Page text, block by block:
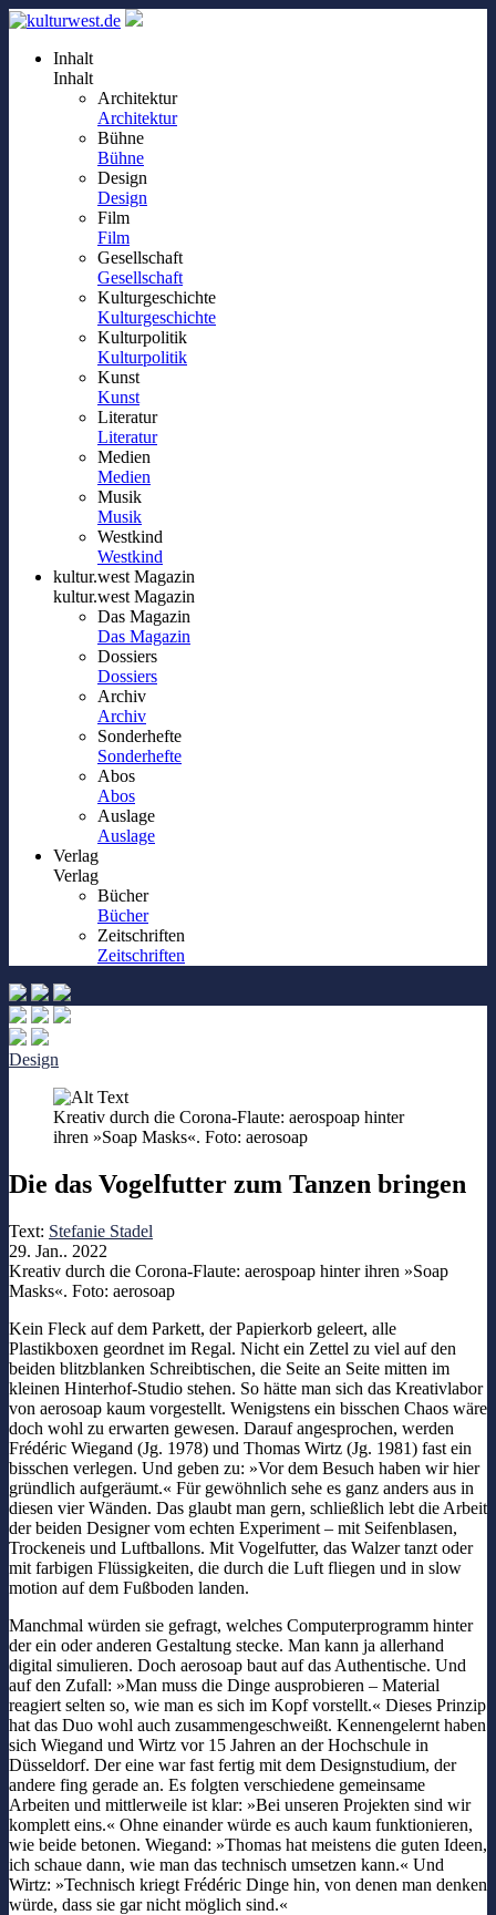
Inhalt
Inhalt
Architektur
Architektur
Bühne
Bühne
Design
Design
Film
Film
Gesellschaft
Gesellschaft
Kulturgeschichte
Kulturgeschichte
Kulturpolitik
Kulturpolitik
Kunst
Kunst
Literatur
Literatur
Medien
Medien
Musik
Musik
Westkind
Westkind
kultur.west Magazin
kultur.west Magazin
Das Magazin
Das Magazin
Dossiers
Dossiers
Archiv
Archiv
Sonderhefte
Sonderhefte
Abos
Abos
Auslage
Auslage
Verlag
Verlag
Bücher
Bücher
Zeitschriften
Zeitschriften
Design
Kreativ durch die Corona-Flaute: aerospoap hinter
ihren »Soap Masks«. Foto: aerosoap
Die das Vogelfutter zum Tanzen bringen
Text: Stefanie Stadel
29. Jan.. 2022
Kreativ durch die Corona-Flaute: aerospoap hinter ihren »Soap
Masks«. Foto: aerosoap
Kein Fleck auf dem Parkett, der Papierkorb geleert, alle
Plastikboxen geordnet im Regal. Nicht ein Zettel zu viel auf den
beiden blitzblanken Schreibtischen, die Seite an Seite mitten im
kleinen Hinterhof-Studio stehen. So hätte man sich das Kreativlabor
von aerosoap kaum vorgestellt. Wenigstens ein bisschen Chaos wäre
doch wohl zu erwarten gewesen. Darauf angesprochen, werden
Frédéric Wiegand (Jg. 1978) und Thomas Wirtz (Jg. 1981) fast ein
bisschen verlegen. Und geben zu: »Vor dem Besuch haben wir hier
gründlich aufgeräumt.« Für gewöhnlich sehe es ganz anders aus in
diesen vier Wänden. Das glaubt man gern, schließlich lebt die Arbeit
der beiden Designer vom echten Experiment – mit Seifenblasen,
Trockeneis und Luftballons. Mit Vogelfutter, das Walzer tanzt oder
mit farbigen Flüssigkeiten, die durch die Luft fliegen und in slow
motion auf dem Fußboden landen.
Manchmal würden sie gefragt, welches Computerprogramm hinter
der ein oder anderen Gestaltung stecke. Man kann ja allerhand
digital simulieren. Doch aerosoap baut auf das Authentische. Und
auf den Zufall: »Man muss die Dinge ausprobieren – Material
reagiert selten so, wie man es sich im Kopf vorstellt.« Dieses Prinzip
hat das Duo wohl auch zusammengeschweißt. Kennengelernt haben
sich Wiegand und Wirtz vor 15 Jahren an der Hochschule in
Düsseldorf. Der eine war fast fertig mit dem Designstudium, der
andere fing gerade an. Es folgten verschiedene gemeinsame
Arbeiten und mittlerweile ist klar: »Bei unseren Projekten sind wir
komplett eins.« Ohne einander würde es auch kaum funktionieren,
wie beide betonen. Wiegand: »Thomas hat meistens die guten Ideen,
ich schaue dann, wie man das technisch umsetzen kann.« Und
Wirtz: »Technisch kriegt Frédéric Dinge hin, von denen man denken
würde, dass sie gar nicht möglich sind.«